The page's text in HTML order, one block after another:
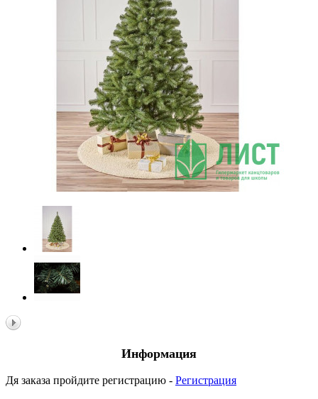
Информация
Дя заказа пройдите регистрацию - Регистрация